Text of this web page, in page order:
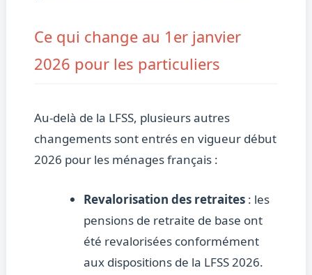
Ce qui change au 1er janvier
2026 pour les particuliers
Au-delà de la LFSS, plusieurs autres
changements sont entrés en vigueur début
2026 pour les ménages français :
Revalorisation des retraites: les
pensions de retraite de base ont
été revalorisées conformément
aux dispositions de la LFSS 2026.